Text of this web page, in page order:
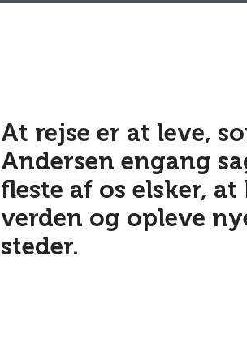
At rejse er at leve,
Andersen engang
fleste af os elsker,
verden og opleve
steder.